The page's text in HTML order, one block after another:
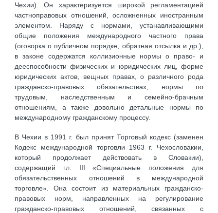
Чехии). Он характеризуется широкой регламентацией
частноправовых отношений, осложненных иностранным
элементом. Наряду с нормами, устанавливающими
общие положения международного частного права
(оговорка о публичном порядке, обратная отсылка и др.),
в законе содержатся коллизионные нормы о право- и
дееспособности физических и юридических лиц, форме
юридических актов, вещных правах, о различного рода
гражданско-правовых обязательствах, нормы по
трудовым, наследственным и семейно-брачным
отношениям, а также довольно детальные нормы по
международному гражданскому процессу.
В Чехии в 1991 г. был принят Торговый кодекс (заменен
Кодекс международной торговли 1963 г. Чехословакии,
который продолжает действовать в Словакии),
содержащий гл. III «Специальные положения для
обязательственных отношений в международной
торговле». Она состоит из материальных гражданско-
правовых норм, направленных на регулирование
гражданско-правовых отношений, связанных с